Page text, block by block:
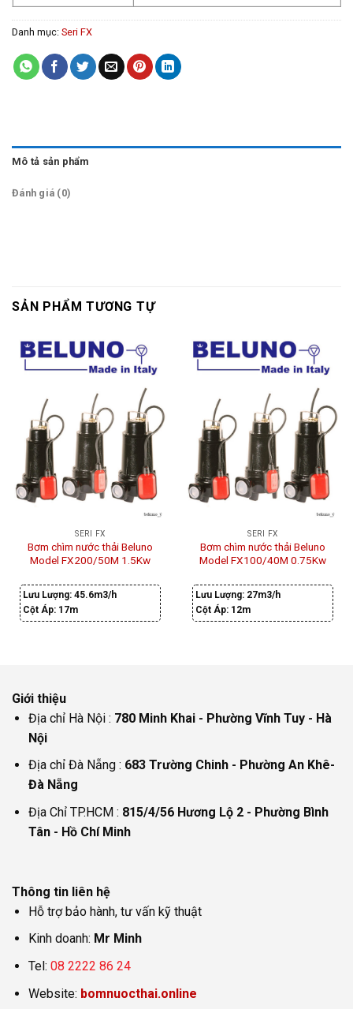
Danh mục: Seri FX
Mô tả sản phẩm
Đánh giá (0)
SẢN PHẨM TƯƠNG TỰ
SERI FX
Bơm chìm nước thải Beluno
Model FX200/50M 1.5Kw
Lưu Lượng:45.6m3/h
Cột Áp: 17m
SERI FX
Bơm chìm nước thải Beluno
Model FX100/40M 0.75Kw
Lưu Lượng: 27m3/h
Cột Áp: 12m
Giới thiệu
Địa chỉ Hà Nội : 780 Minh Khai - Phường Vĩnh Tuy - Hà
Nội
Địa chỉ Đà Nẵng : 683 Trường Chinh - Phường An Khê-
Đà Nẵng
Địa Chỉ TP.HCM : 815/4/56 Hương Lộ 2 - Phường Bình
Tân - Hồ Chí Minh
Thông tin liên hệ
Hỗ trợ bảo hành, tư vấn kỹ thuật
Kinh doanh: Mr Minh
Tel: 08 2222 86 24
Website: bomnuocthai.online